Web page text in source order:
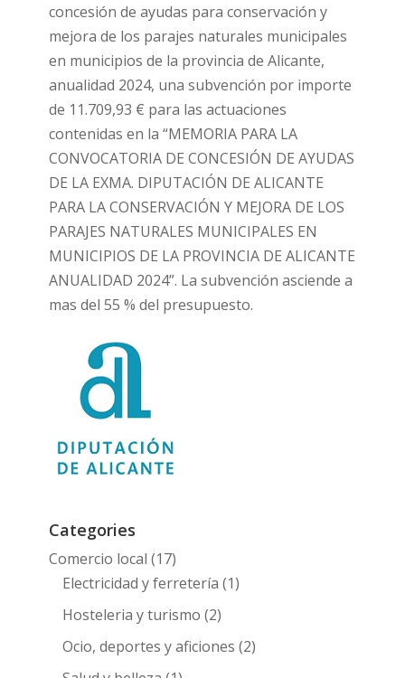
concesión de ayudas para conservación y
mejora de los parajes naturales municipales
en municipios de la provincia de Alicante,
anualidad 2024, una subvención por importe
de 11.709,93 € para las actuaciones
contenidas en la “MEMORIA PARA LA
CONVOCATORIA DE CONCESIÓN DE AYUDAS
DE LA EXMA. DIPUTACIÓN DE ALICANTE
PARA LA CONSERVACIÓN Y MEJORA DE LOS
PARAJES NATURALES MUNICIPALES EN
MUNICIPIOS DE LA PROVINCIA DE ALICANTE
ANUALIDAD 2024”. La subvención asciende a
mas del 55 % del presupuesto.
Categories
Comercio local (17)
Electricidad y ferretería (1)
Hosteleria y turismo (2)
Ocio, deportes y aficiones (2)